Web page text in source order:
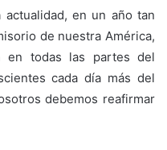
en un año tan
de nuestra América,
en todas las partes del
cada día más del
debemos reafirmar